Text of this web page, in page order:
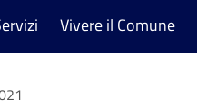
Vivere il Comune